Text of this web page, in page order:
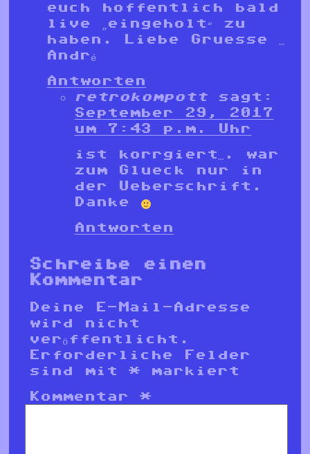
euch hoffentlich bald
live „eingeholt“ zu
haben. Liebe Gruesse …
André
Antworten
retrokompott
sagt:
September 29, 2017
um 7:43 p.m. Uhr
ist korrgiert…. war
zum Glueck nur in
der Ueberschrift.
Danke
Antworten
Schreibe einen
Kommentar
Deine E-Mail-Adresse
wird nicht
veröffentlicht.
Erforderliche Felder
sind mit* markiert
Kommentar*